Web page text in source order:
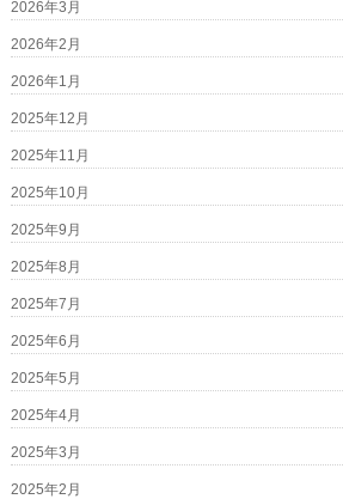
2026年3月
2026年2月
2026年1月
2025年12月
2025年11月
2025年10月
2025年9月
2025年8月
2025年7月
2025年6月
2025年5月
2025年4月
2025年3月
2025年2月